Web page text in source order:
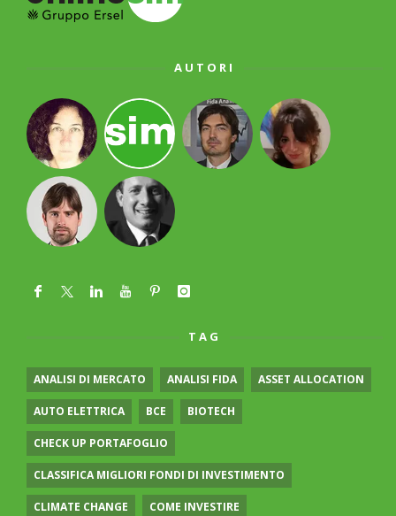
AUTORI
TAG
ANALISI DI MERCATO ANALISI FIDA ASSET ALLOCATION
AUTO ELETTRICA BCE BIOTECH
CHECK UP PORTAFOGLIO
CLASSIFICA MIGLIORI FONDI DI INVESTIMENTO
CLIMATE CHANGE COME INVESTIRE